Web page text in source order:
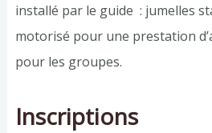
installé par le guide : jumelles
motorisé pour une prestation
pour les groupes.
Inscriptions